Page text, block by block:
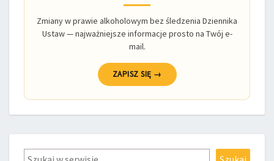
Zmiany w prawie alkoholowym bez śledzenia Dziennika
Ustaw — najważniejsze informacje prosto na Twój e-
mail.
ZAPISZ SIĘ →
Szukaj